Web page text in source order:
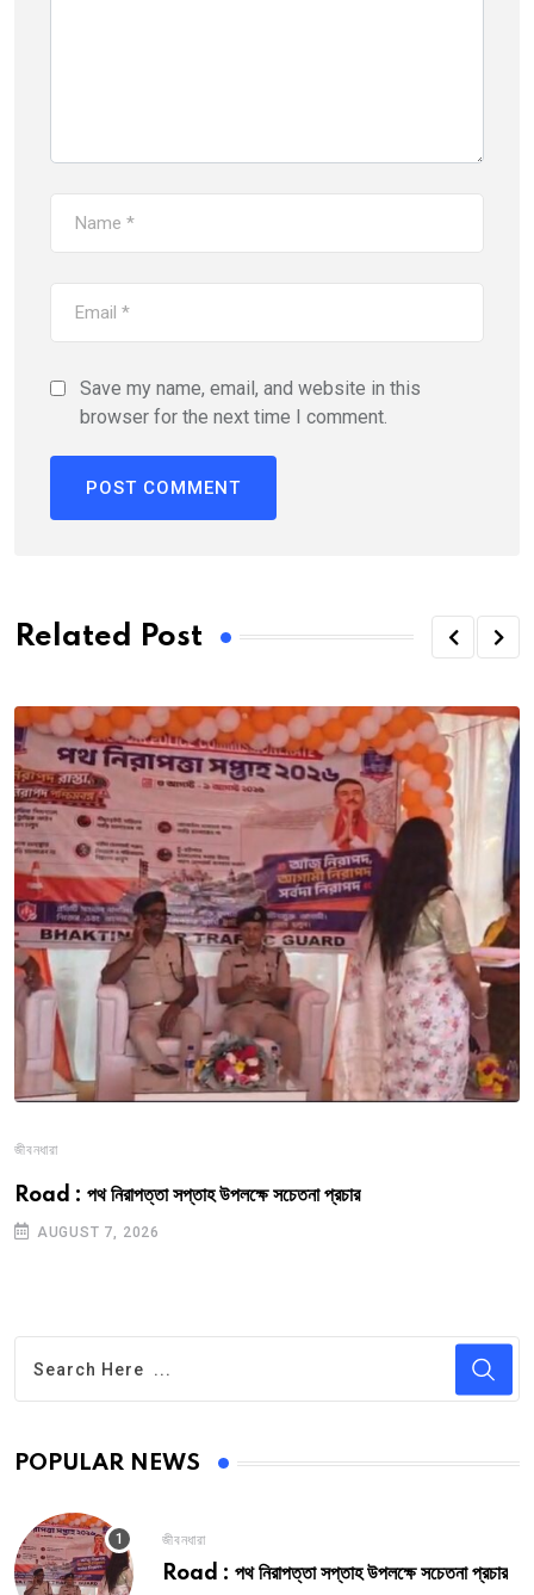
Save my name, email, and website in this
browser for the next time I comment.
Related Post
জীবনধারা
Road : পথ নিরাপত্তা সপ্তাহ উপলক্ষে সচেতনা প্রচার
AUGUST 7, 2026
POPULAR NEWS
জীবনধারা
Road : পথ নিরাপত্তা সপ্তাহ উপলক্ষে সচেতনা প্রচার